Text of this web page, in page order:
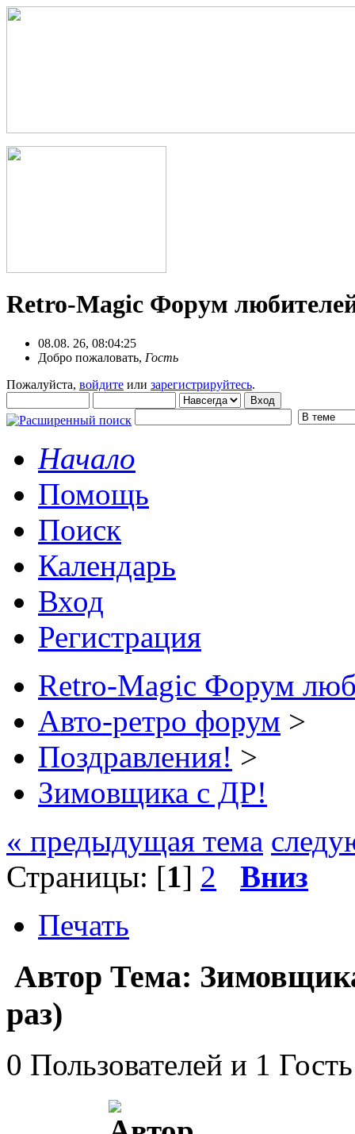
Retro-Magic Форум
08.08. 26, 08:04:25
Добро пожаловать, Гость
Пожалуйста, войдите или зарегистрируйтесь.
Начало
Помощь
Поиск
Календарь
Вход
Регистрация
Retro-Magic Форум
Авто-ретро форум >
Поздравления! >
Зимовщика с ДР!
« предыдущая тема
Страницы: [1] 2
Вниз
Печать
Автор Тема:
раз)
0 Пользователей и 1